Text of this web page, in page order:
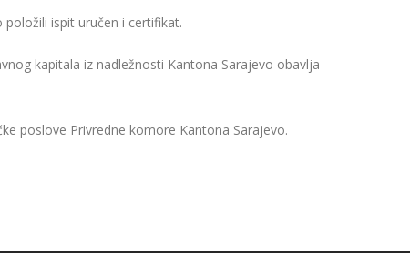
ispit uručen i certifikat.
kapitala iz nadležnosti Kantona Sarajevo obavlja
poslove Privredne komore Kantona Sarajevo.